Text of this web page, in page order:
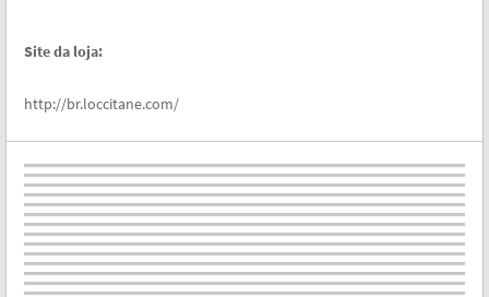
Site da loja:
http://br.loccitane.com/